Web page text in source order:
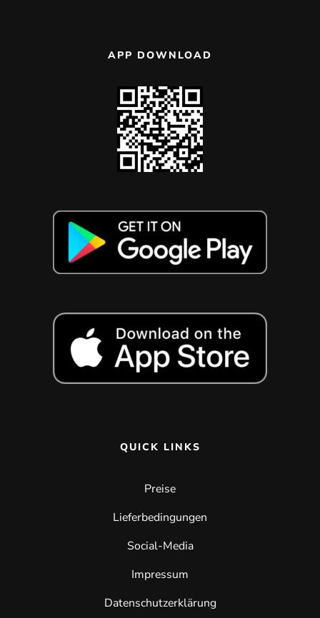
APP DOWNLOAD
QUICK LINKS
Preise
Lieferbedingungen
Social-Media
Impressum
Datenschutzerklärung